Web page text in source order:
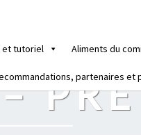
et tutoriel Aliments du
partenaires et